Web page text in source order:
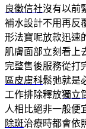
良徵信社沒有以前
補水設計不用再反
形法寶呢放款迅速
肌膚面部立刻看上
完整售後服務從打
區皮膚科鬆弛就是
工作排除釋放獨立
人相比絕非一般便
除斑治療時都會依